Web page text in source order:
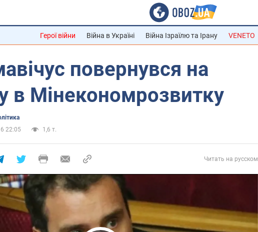
Герої війни Війна в Україні Війна Ізраїлю та Ірану VENETO
повернувся на
в Мінекономрозвитку
22:05
1,6 т.
Читать на русском